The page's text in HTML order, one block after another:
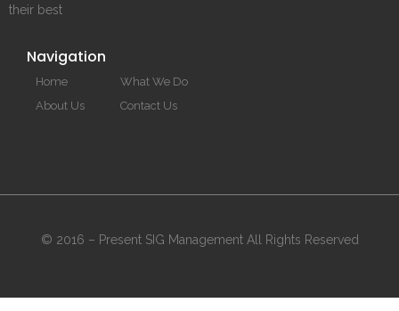
their best
Navigation
Home
About Us
What We Do
Contact Us
© 2016 – Present SIG Management All Rights Reserved